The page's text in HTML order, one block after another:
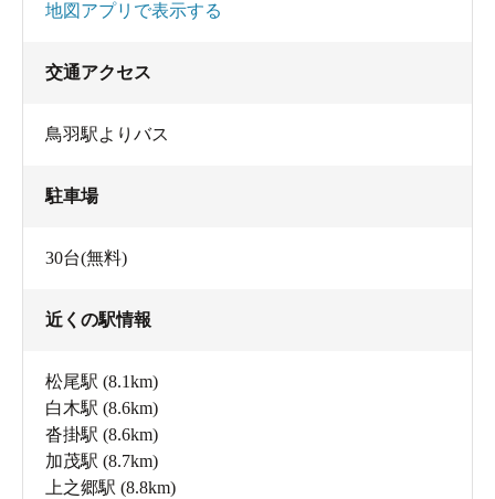
地図アプリで表示する
交通アクセス
鳥羽駅よりバス
駐車場
30台(無料)
近くの駅情報
松尾駅 (8.1km)
白木駅 (8.6km)
沓掛駅 (8.6km)
加茂駅 (8.7km)
上之郷駅 (8.8km)